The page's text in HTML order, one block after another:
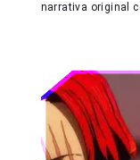
narrativa original